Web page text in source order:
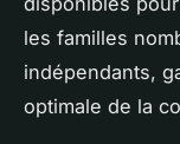
les familles
indépendants,
optimale de la